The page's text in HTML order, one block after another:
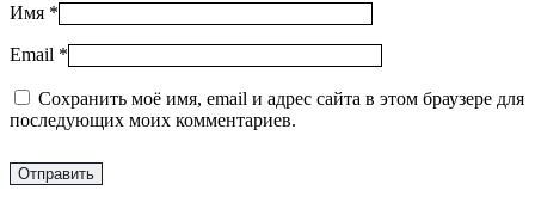
Имя *
Email *
Сохранить моё имя, email и адрес сайта в этом браузере для
последующих моих комментариев.